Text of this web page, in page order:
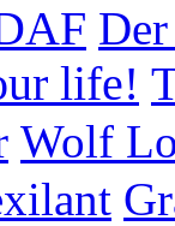
life!
Wolf